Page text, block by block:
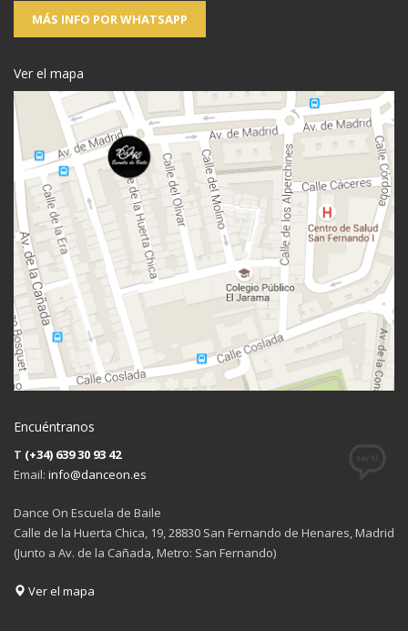
MÁS INFO POR WHATSAPP
Ver el mapa
Encuéntranos
T (+34) 639 30 93 42
Email: info@danceon.es
Dance On Escuela de Baile
Calle de la Huerta Chica, 19, 28830 San Fernando de Henares, Madrid
(Junto a Av. de la Cañada, Metro: San Fernando)
Ver el mapa